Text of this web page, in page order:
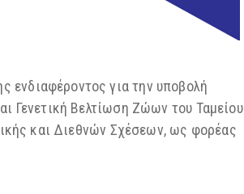
για την υποβολή
Γενετική Βελτίωση Ζώων του Ταμείου
και Διεθνών Σχέσεων, ως φορέας